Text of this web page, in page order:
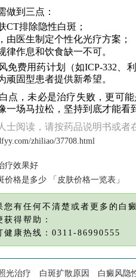
做到三点：
CT排除隐性白斑；
由医生制定个性化光疗方案；
律作息和饮食缺一不可。
免费用药计划（如ICP-332
固型患者提供新希望。
点，未必是治疗失败，更可
一场马拉松，坚持到底才能看
士阅读，请按药品说明书或者
zhiliao/37708.html
疗效果好
价格是多少 「皮肤价格一览表」
您有任何不清楚或者更多的白
获得帮助：
健康热线：0311-86990555
光治疗 白斑扩散原因 白癜风隐